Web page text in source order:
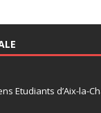
Etudiants d’Aix-la-